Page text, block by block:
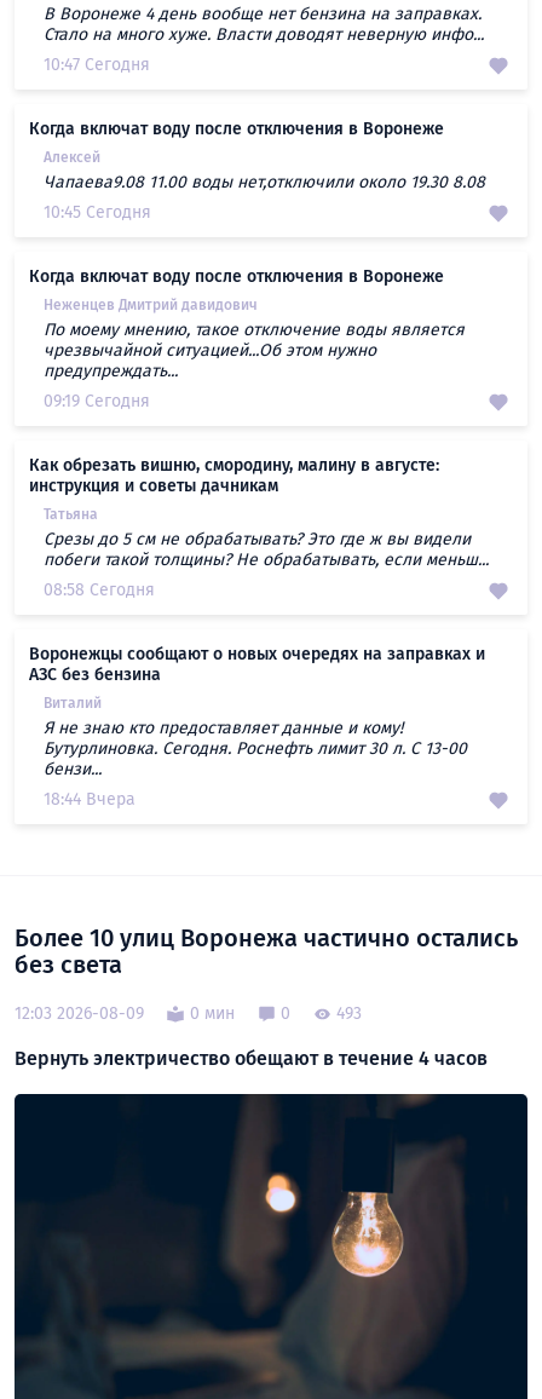
В Воронеже 4 день вообще нет бензина на заправках.
Стало на много хуже. Власти доводят неверную инфо...
10:47 Сегодня
Когда включат воду после отключения в Воронеже
Алексей
Чапаева9.08 11.00 воды нет,отключили около 19.30 8.08
10:45 Сегодня
Когда включат воду после отключения в Воронеже
Неженцев Дмитрий давидович
По моему мнению, такое отключение воды является
чрезвычайной ситуацией...Об этом нужно
предупреждать...
09:19 Сегодня
Как обрезать вишню, смородину, малину в августе:
инструкция и советы дачникам
Татьяна
Срезы до 5 см не обрабатывать? Это где ж вы видели
побеги такой толщины? Не обрабатывать, если меньш...
08:58 Сегодня
Воронежцы сообщают о новых очередях на заправках и
АЗС без бензина
Виталий
Я не знаю кто предоставляет данные и кому!
Бутурлиновка. Сегодня. Роснефть лимит 30 л. С 13-00
бензи...
18:44 Вчера
Более 10 улиц Воронежа частично остались
без света
12:03 2026-08-09 0 мин 0 493
Вернуть электричество обещают в течение 4 часов